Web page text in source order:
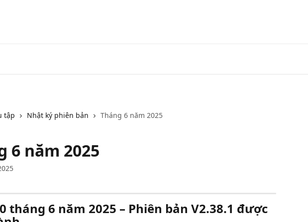
tập Nhật ký phiên bản Tháng 6 năm 2025
6 năm 2025
tháng 6 năm 2025 – Phiên bản V2.38.1 được